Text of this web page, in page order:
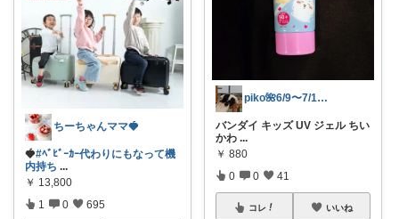
ちーちゃんママ🍓
🍓#ﾍﾞﾋﾞｰｶｰ代わりにもなって機
内持ち ...
￥ 13,800
1 0 695
piko🌺6/9〜7/1感謝✨️
バンダイ キッズ UV ジェル ちい
かわ ...
￥ 880
0 0 41
コレ いいね